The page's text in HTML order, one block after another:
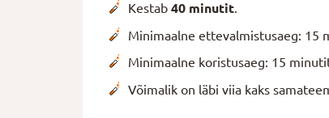
Kestab 40 minutit.
Minimaalne ettevalmistusaeg: 15
Minimaalne koristusaeg: 15
Võimalik on läbi viia kaks